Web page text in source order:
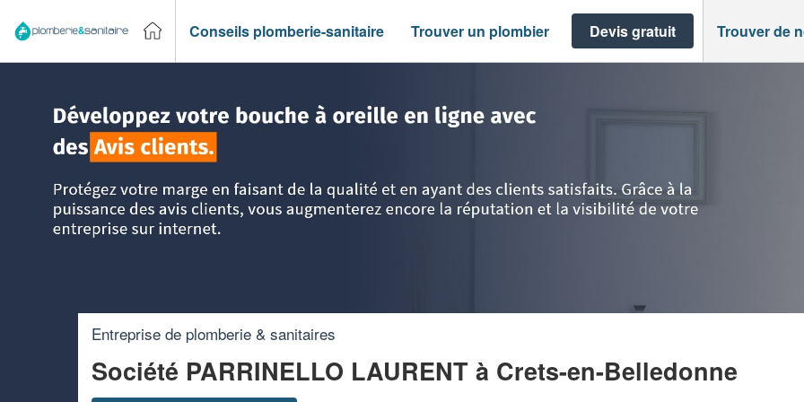
Conseils plomberie-sanitaire Trouver un plombier Devis gratuit Trouver de
Entreprise de plomberie & sanitaires
Société PARRINELLO LAURENT à Crets-en-Belledonne